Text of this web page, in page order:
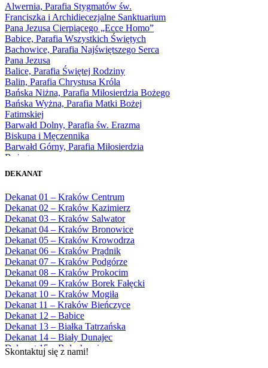
1968
1969
1970
1971
1972
1973
1974
1975
1976
1977
1978
1979
1980
1981
1983
1985
1986
1987
1988
1989
1990
1991
1992
1993
1994
1995
1996
1997
1998
1999
2000
Alwernia, Parafia Stygmatów św.
Franciszka i Archidiecezjalne Sanktuarium
Pana Jezusa Cierpiącego „Ecce Homo”
Babice, Parafia Wszystkich Świętych
Bachowice, Parafia Najświętszego Serca
Pana Jezusa
Balice, Parafia Świętej Rodziny
Balin, Parafia Chrystusa Króla
Bańska Niżna, Parafia Miłosierdzia Bożego
Bańska Wyżna, Parafia Matki Bożej
Fatimskiej
Barwałd Dolny, Parafia św. Erazma
Biskupa i Męczennika
Barwałd Górny, Parafia Miłosierdzia
Bożego
Bęczarka, Parafia Matki Boskiej
Będkowice, Parafia Najświętszej Maryi
Panny Królowej
Białka Górna, Parafia Matki Bożej
Królowej Rodzin
Białka Tatrzańska, Parafia Świętych
Apostołów Szymona i Judy Tadeusza
Biały Dunajec, Parafia Matki Bożej
Królowej Aniołów
Biały Kościół, Parafia św. Mikołaja
Bibice, Parafia Matki Bożej Nieustającej
Pomocy
Bieńkówka, Parafia Przenajświętszej Trójcy
Biertowice, Parafia Matki Bożej
Różańcowej
Biórków Wielki, Parafia Wniebowzięcia
DEKANAT
Dekanat 01 – Kraków Centrum
Dekanat 02 – Kraków Kazimierz
Dekanat 03 – Kraków Salwator
Dekanat 04 – Kraków Bronowice
Dekanat 05 – Kraków Krowodrza
Dekanat 06 – Kraków Prądnik
Dekanat 07 – Kraków Podgórze
Dekanat 08 – Kraków Prokocim
Dekanat 09 – Kraków Borek Fałęcki
Dekanat 10 – Kraków Mogiła
Dekanat 11 – Kraków Bieńczyce
Dekanat 12 – Babice
Dekanat 13 – Białka Tatrzańska
Dekanat 14 – Biały Dunajec
Dekanat 15 – Bolechowice
Dekanat 16 – Chrzanów
Skontaktuj się z nami!